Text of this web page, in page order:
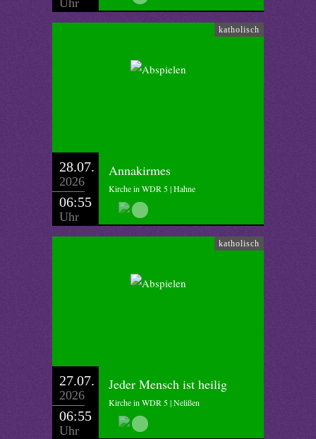
Uhr
katholisch
28.07.
2026
06:55
Uhr
Annakirmes
Kirche in WDR 5 | Hahne
katholisch
27.07.
2026
06:55
Uhr
Jeder Mensch ist heilig
Kirche in WDR 5 | Nelißen